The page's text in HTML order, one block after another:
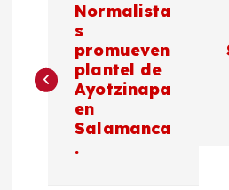
v
Normalista
s
promueven
plantel de
Ayotzinapa
en
Salamanca
.